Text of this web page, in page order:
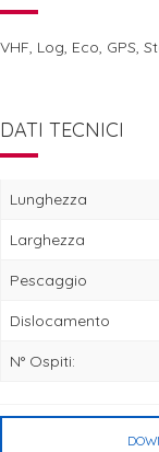
VHF, Log, Eco, GPS,
DATI TECNICI
Lunghezza
Larghezza
Pescaggio
Dislocamento
N° Ospiti: